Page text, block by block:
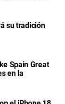
su tradición
Spain Great
en la